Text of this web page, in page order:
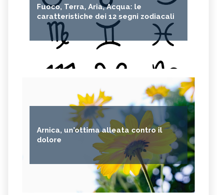
Fuoco, Terra, Aria, Acqua: le
caratteristiche dei 12 segni zodiacali
Arnica, un'ottima alleata contro il
dolore